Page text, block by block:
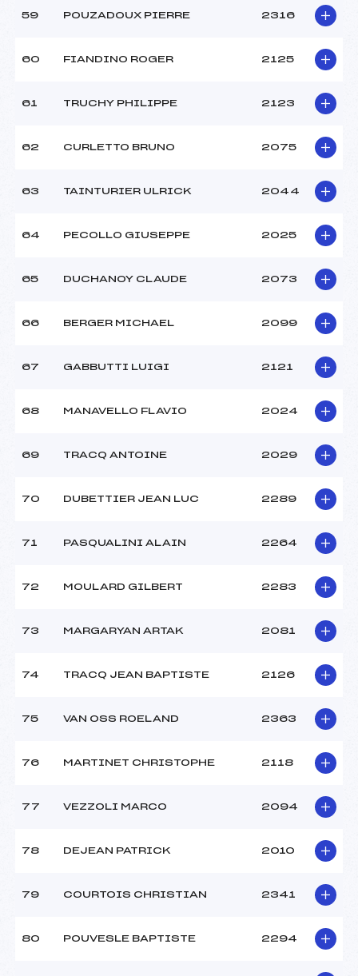
59 POUZADOUX PIERRE 2316
60 FIANDINO ROGER 2125
61 TRUCHY PHILIPPE 2123
62 CURLETTO BRUNO 2075
63 TAINTURIER ULRICK 2044
64 PECOLLO GIUSEPPE 2025
65 DUCHANOY CLAUDE 2073
66 BERGER MICHAEL 2099
67 GABBUTTI LUIGI 2121
68 MANAVELLO FLAVIO 2024
69 TRACQ ANTOINE 2029
70 DUBETTIER JEAN LUC 2289
71 PASQUALINI ALAIN 2264
72 MOULARD GILBERT 2283
73 MARGARYAN ARTAK 2081
74 TRACQ JEAN BAPTISTE 2126
75 VAN OSS ROELAND 2363
76 MARTINET CHRISTOPHE 2118
77 VEZZOLI MARCO 2094
78 DEJEAN PATRICK 2010
79 COURTOIS CHRISTIAN 2341
80 POUVESLE BAPTISTE 2294